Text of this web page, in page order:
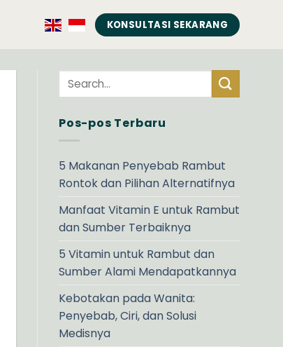
KONSULTASI SEKARANG
Pos-pos Terbaru
5 Makanan Penyebab Rambut
Rontok dan Pilihan Alternatifnya
Manfaat Vitamin E untuk Rambut
dan Sumber Terbaiknya
5 Vitamin untuk Rambut dan
Sumber Alami Mendapatkannya
Kebotakan pada Wanita:
Penyebab, Ciri, dan Solusi
Medisnya